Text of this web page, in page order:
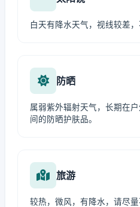
白天有降水天气，视线较差
防晒
属弱紫外辐射天气，长期在
间的防晒护肤品。
旅游
较热，微风，有降水，请尽